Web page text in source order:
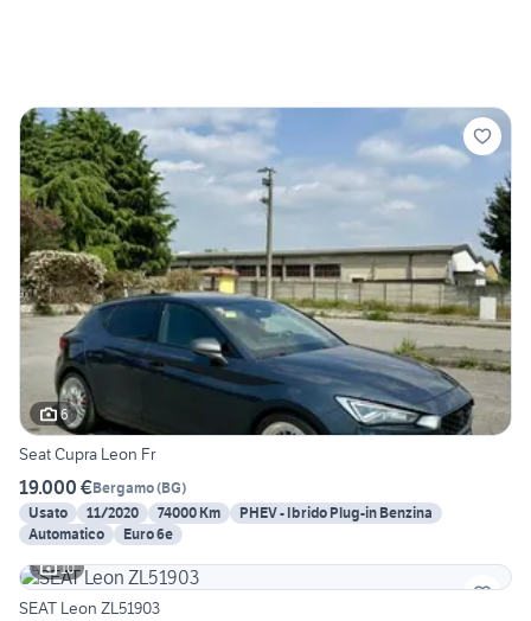
6
Seat Cupra Leon Fr
19.000 €Bergamo(BG)
Usato
11/2020 74000 Km
PHEV - Ibrido Plug-in Benzina
Automatico
Euro 6e
10
SEAT Leon ZL51903